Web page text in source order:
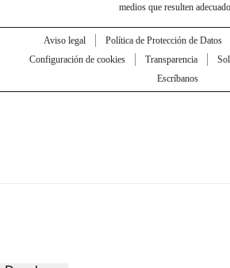
medios que resulten
Aviso legal Política de Protección de Datos
Configuración de cookies
Transparencia
Escríbanos